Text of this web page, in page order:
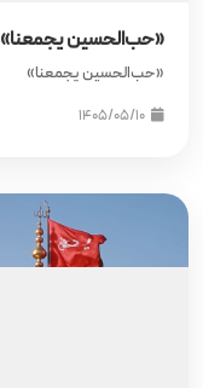
«حب‌الحسین یجمعنا»
«حب‌الحسین یجمعنا»
۱۴۰۵/۰۵/۱۰